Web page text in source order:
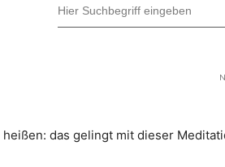
das gelingt mit dieser